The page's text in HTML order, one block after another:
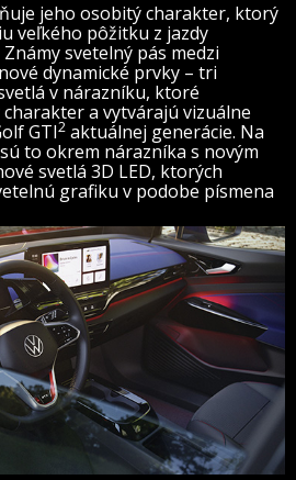
jeho osobitý charakter, ktorý
veľkého pôžitku z jazdy
svetelný pás medzi
dynamické prvky – tri
v nárazníku, ktoré
a vytvárajú vizuálne
GTI2 aktuálnej generácie. Na
to okrem nárazníka s novým
svetlá 3D LED, ktorých
grafiku v podobe písmena